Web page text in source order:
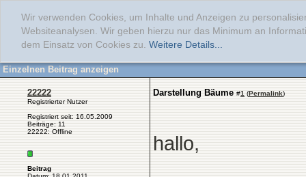
Wir verwenden Cookies, um Inhalte und Anzeigen zu
Websiteanalysen. Wir geben hierzu nur das Minimum an
dem Einsatz von Cookies zu. Weitere Details...
Einzelnen Beitrag anzeigen
22222
Registrierter Nutzer
Registriert seit: 16.05.2009
Beiträge: 11
22222: Offline
Beitrag
Darstellung Bäume #1 (Permalink)
hallo,